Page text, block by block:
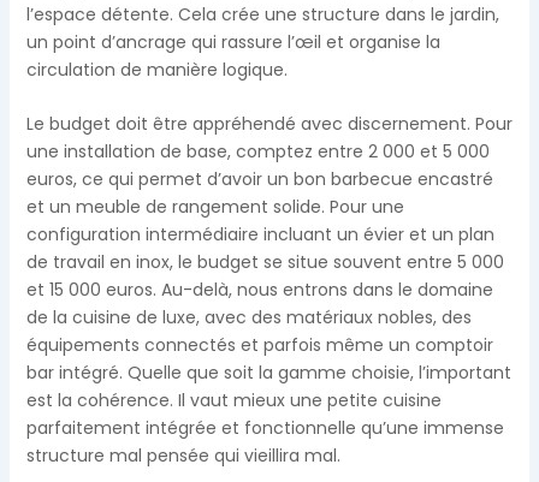
l’espace détente. Cela crée une structure dans le jardin,
un point d’ancrage qui rassure l’œil et organise la
circulation de manière logique.
Le budget doit être appréhendé avec discernement. Pour
une installation de base, comptez entre 2 000 et 5 000
euros, ce qui permet d’avoir un bon barbecue encastré
et un meuble de rangement solide. Pour une
configuration intermédiaire incluant un évier et un plan
de travail en inox, le budget se situe souvent entre 5 000
et 15 000 euros. Au-delà, nous entrons dans le domaine
de la cuisine de luxe, avec des matériaux nobles, des
équipements connectés et parfois même un comptoir
bar intégré. Quelle que soit la gamme choisie, l’important
est la cohérence. Il vaut mieux une petite cuisine
parfaitement intégrée et fonctionnelle qu’une immense
structure mal pensée qui vieillira mal.